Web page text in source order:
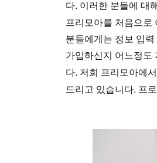
다. 이러한 분들에 대
프리모아를 처음으로
분들에게는 정보 입
가입하신지 어느정도
다. 저희 프리모아에
드리고 있습니다. 프